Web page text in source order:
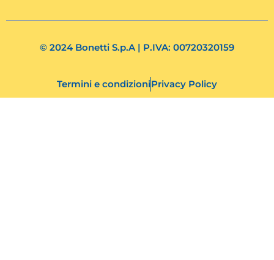
e
o
k
t
g
a
m
t
b
© 2024 Bonetti S.p.A | P.IVA: 00720320159
Termini e condizioniPrivacy Policy